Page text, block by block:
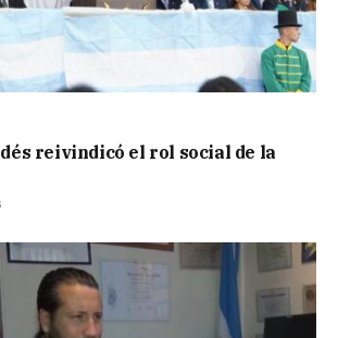
reivindicó el rol social de la